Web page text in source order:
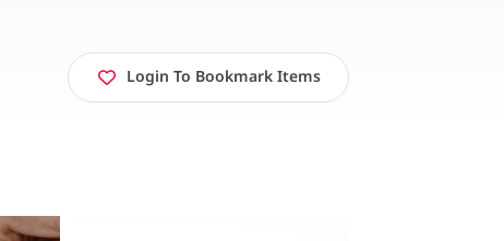
Login To Bookmark Items